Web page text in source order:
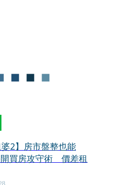
租金就有200萬日圓（約
）進帳。
婆2】房市盤整也能
買房攻守術 價差租